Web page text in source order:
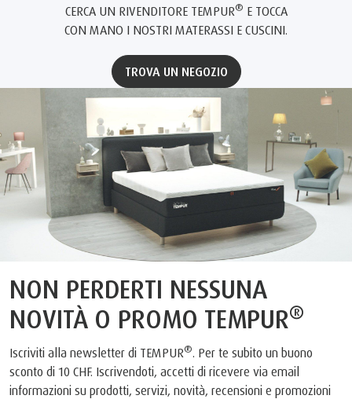
CERCA UN RIVENDITORE TEMPUR® E TOCCA
CON MANO I NOSTRI MATERASSI E CUSCINI.
TROVA UN NEGOZIO
NON PERDERTI NESSUNA
NOVITÀ O PROMO TEMPUR®
Iscriviti alla newsletter di TEMPUR®. Per te subito un buono
sconto di 10 CHF. Iscrivendoti, accetti di ricevere via email
informazioni su prodotti, servizi, novità, recensioni e promozioni